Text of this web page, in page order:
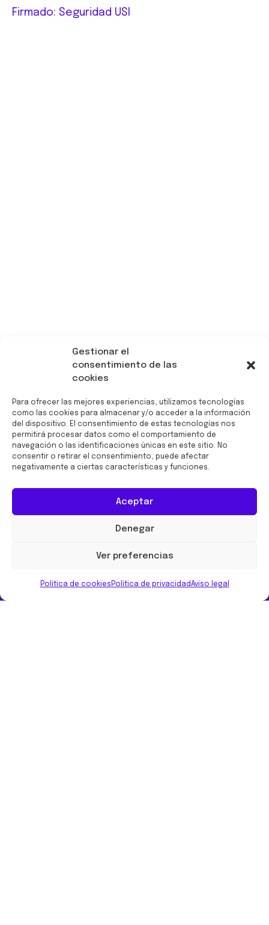
Gestionar el
consentimiento de las
cookies
Para ofrecer las mejores experiencias, utilizamos tecnologías
como las cookies para almacenar y/o acceder a la información
del dispositivo. El consentimiento de estas tecnologías nos
permitirá procesar datos como el comportamiento de
navegación o las identificaciones únicas en este sitio. No
consentir o retirar el consentimiento, puede afectar
negativamente a ciertas características y funciones.
Aceptar
Denegar
Ver preferencias
Política de cookies Política de privacidadAviso legal
Firmado: Seguridad USI
Footer
Urbegi